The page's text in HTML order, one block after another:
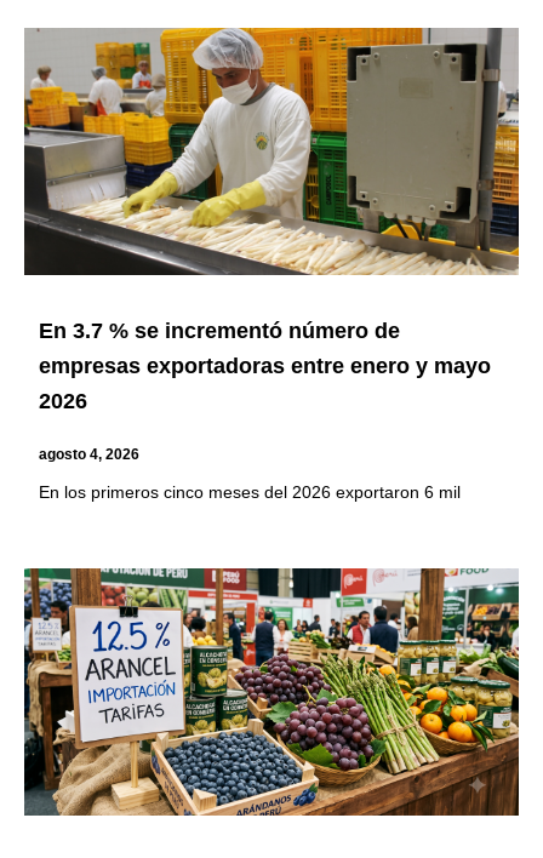
En 3.7 % se incrementó número de
empresas exportadoras entre enero y mayo
2026
agosto 4, 2026
En los primeros cinco meses del 2026 exportaron 6 mil